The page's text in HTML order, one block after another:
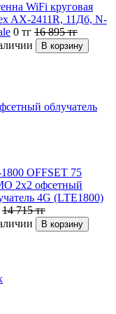
WiFi круговая
AX-2411R, 11Дб, N-
0 тг 16 895тг
облучатель
OFFSET 75
2x2 офсетный
4G (LTE1800)
14 715тг